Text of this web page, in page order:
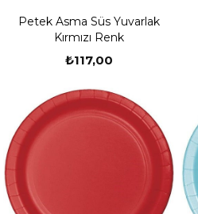
Petek Asma Süs Yuvarlak
Kırmızı Renk
₺117,00